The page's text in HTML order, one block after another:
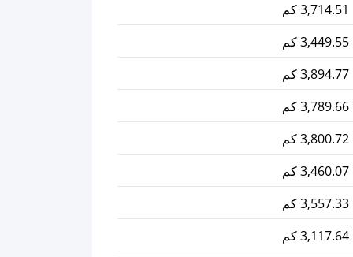
3,714.51 كم
3,449.55 كم
3,894.77 كم
3,789.66 كم
3,800.72 كم
3,460.07 كم
3,557.33 كم
3,117.64 كم